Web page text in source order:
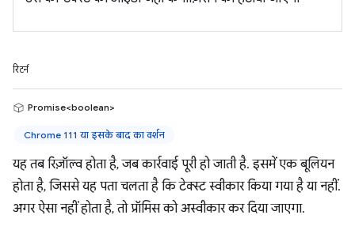
रिटर्न
Promise<boolean>
Chrome 111 या इसके बाद का वर्शन
यह तब रिज़ॉल्व होता है, जब कार्रवाई पूरी हो जाती है. इसमें एक बूलियन
होता है, जिससे यह पता चलता है कि टेक्स्ट स्वीकार किया गया है या नहीं.
अगर ऐसा नहीं होता है, तो प्रॉमिस को अस्वीकार कर दिया जाएगा.